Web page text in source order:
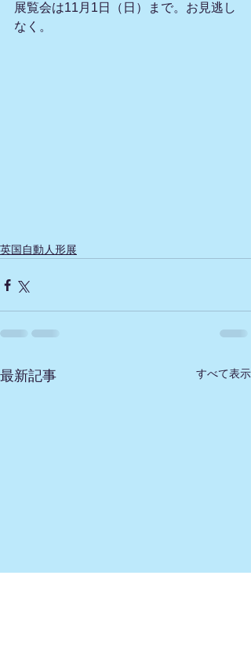
展覧会は11月1日（日）まで。お見逃し
なく。
英国自動人形展
最新記事 すべて表示